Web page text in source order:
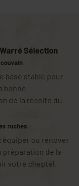
Sélection
base stable pour
bonne
de la récolte du
ruches
équiper ou rénover
préparation de la
votre cheptel.